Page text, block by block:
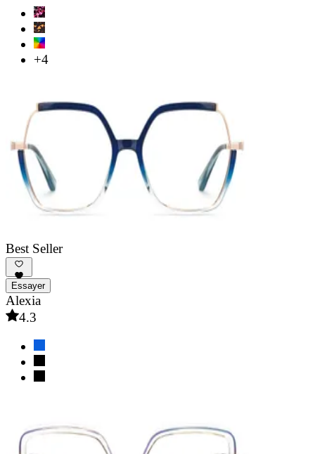
+4
Best Seller
Essayer
Alexia
4.3